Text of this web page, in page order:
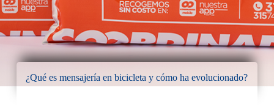
¿Qué es mensajería en bicicleta y cómo ha evolucionado?